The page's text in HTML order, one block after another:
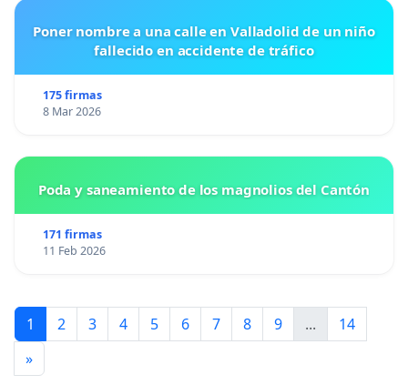
Poner nombre a una calle en Valladolid de un niño
fallecido en accidente de tráfico
175 firmas
8 Mar 2026
Poda y saneamiento de los magnolios del Cantón
171 firmas
11 Feb 2026
1 2 3 4 5 6 7 8 9 ...
14
»